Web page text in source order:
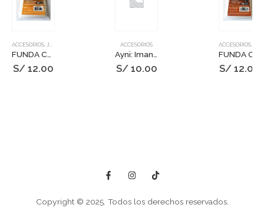
ACCESORIOS JUEGOS DE MESA
S/12.00
ACCESORIOS
S/10.00
ACCESORIOS,
S/ 12.00
Copyright © 2025. Todos los derechos reservados.